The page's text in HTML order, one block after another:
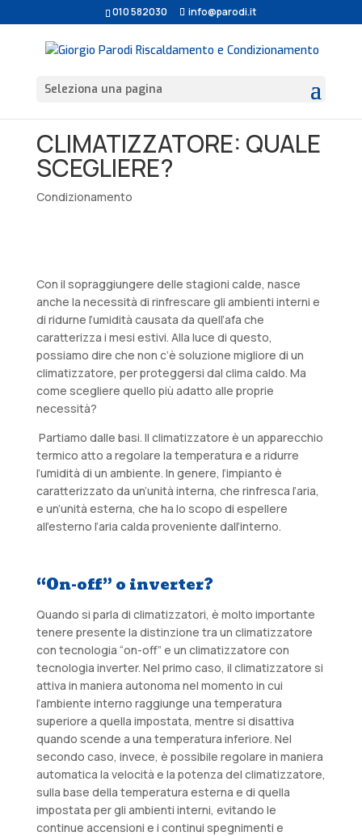
010 582030 info@parodi.it
Seleziona una pagina
CLIMATIZZATORE: QUALE
SCEGLIERE?
Condizionamento
Con il sopraggiungere delle stagioni calde, nasce
anche la necessità di rinfrescare gli ambienti interni e
di ridurne l’umidità causata da quell’afa che
caratterizza i mesi estivi. Alla luce di questo,
possiamo dire che non c’è soluzione migliore di un
climatizzatore, per proteggersi dal clima caldo. Ma
come scegliere quello più adatto alle proprie
necessità?
Partiamo dalle basi. Il climatizzatore è un apparecchio
termico atto a regolare la temperatura e a ridurre
l’umidità di un ambiente. In genere, l’impianto è
caratterizzato da un’unità interna, che rinfresca l’aria,
e un’unità esterna, che ha lo scopo di espellere
all’esterno l’aria calda proveniente dall’interno.
“On-off” o inverter?
Quando si parla di climatizzatori, è molto importante
tenere presente la distinzione tra un climatizzatore
con tecnologia “on-off” e un climatizzatore con
tecnologia inverter. Nel primo caso, il climatizzatore si
attiva in maniera autonoma nel momento in cui
l’ambiente interno raggiunge una temperatura
superiore a quella impostata, mentre si disattiva
quando scende a una temperatura inferiore. Nel
secondo caso, invece, è possibile regolare in maniera
automatica la velocità e la potenza del climatizzatore,
sulla base della temperatura esterna e di quella
impostata per gli ambienti interni, evitando le
continue accensioni e i continui spegnimenti e